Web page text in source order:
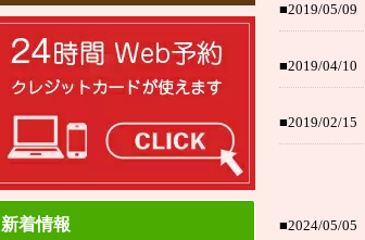
■2019/05/09
■2019/04/10
■2019/02/15
■2024/05/05
新着情報